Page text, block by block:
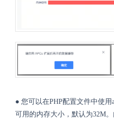
● 您可以在PHP配置文件中使用
可用的内存大小，默认为32M